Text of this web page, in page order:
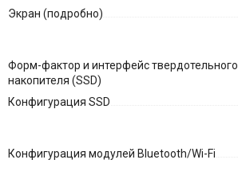
Экран (подробно)
Форм-фактор и интерфейс твердотельного
накопителя (SSD)
Конфигурация SSD
Конфигурация модулей Bluetooth/Wi-Fi